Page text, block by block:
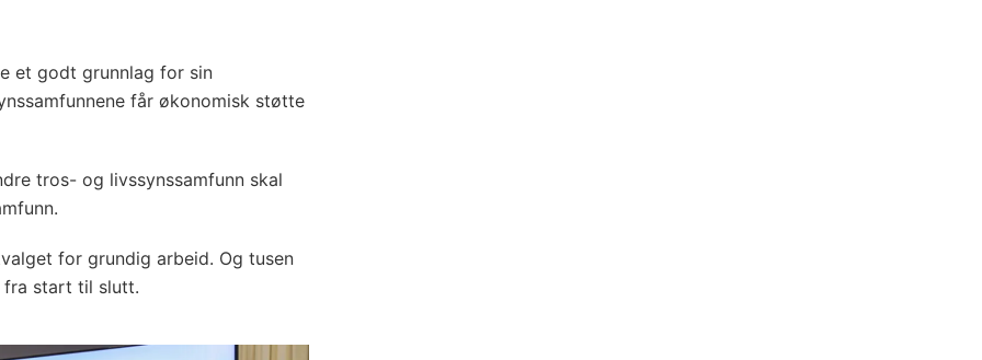
et godt grunnlag for sin
får økonomisk støtte
tros- og livssynssamfunn skal
for grundig arbeid. Og tusen
fra start til slutt.